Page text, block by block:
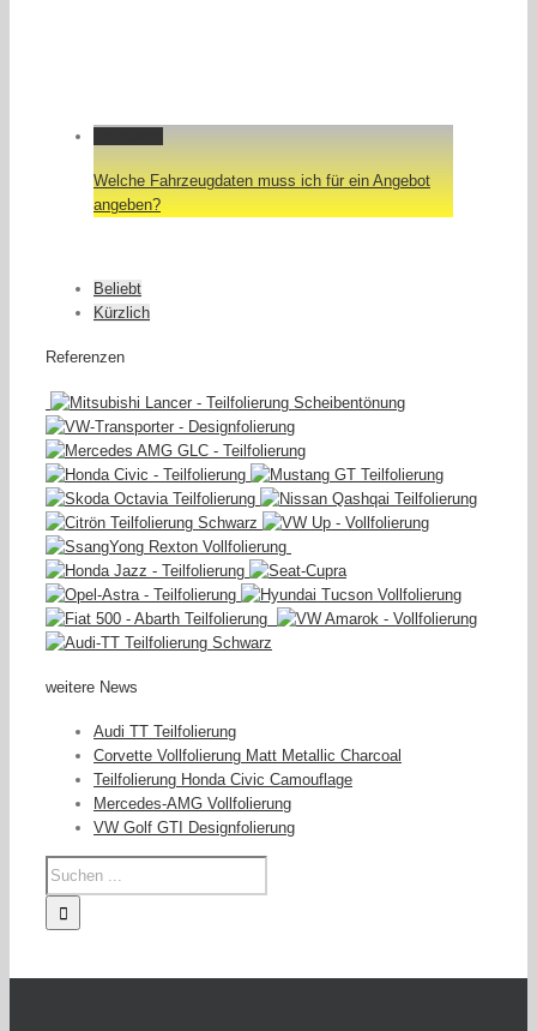
Welche Fahrzeugdaten muss ich für ein Angebot
angeben?
Beliebt
Kürzlich
Referenzen
weitere News
Audi TT Teilfolierung
Corvette Vollfolierung Matt Metallic Charcoal
Teilfolierung Honda Civic Camouflage
Mercedes-AMG Vollfolierung
VW Golf GTI Designfolierung